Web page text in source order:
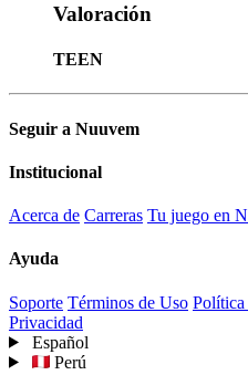
Valoración
TEEN
Seguir a Nuuvem
Institucional
Acerca de Carreras Tu juego en
Ayuda
Soporte Términos de Uso Política
Privacidad
Español
Perú